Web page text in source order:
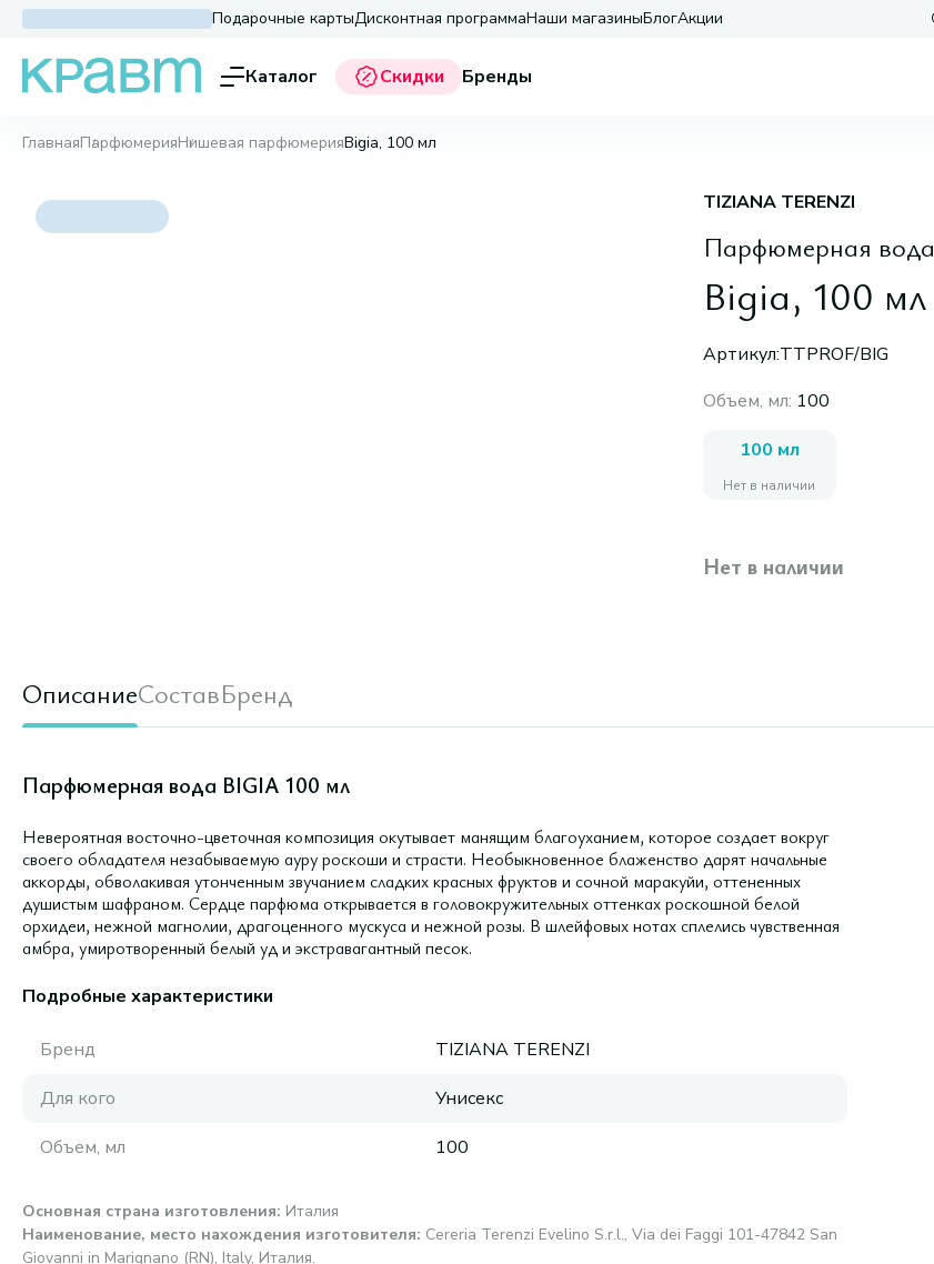
Подарочные картыДисконтная программаНаши магазиныБлогАкции
Каталог Скидки Бренды
ГлавнаяПарфюмерияНишевая парфюмерияBigia, 100 мл
TIZIANA TERENZI
Парфюмерная вода
Bigia, 100 мл
Артикул:TTPROF/BIG
Объем, мл: 100
100 мл
Нет в наличии
Нет в наличии
ОписаниеСоставБренд
Парфюмерная вода BIGIA 100 мл
Невероятная восточно-цветочная композиция окутывает манящим благоуханием, которое создает вокруг
своего обладателя незабываемую ауру роскоши и страсти. Необыкновенное блаженство дарят начальные
аккорды, обволакивая утонченным звучанием сладких красных фруктов и сочной маракуйи, оттененных
душистым шафраном. Сердце парфюма открывается в головокружительных оттенках роскошной белой
орхидеи, нежной магнолии, драгоценного мускуcа и нежной розы. В шлейфовых нотах сплелись чувственная
амбра, умиротворенный белый уд и экстравагантный песок.
Подробные характеристики
Бренд
TIZIANA TERENZI
Для кого
Унисекс
Объем, мл
100
Основная страна изготовления: Италия
Наименование, место нахождения изготовителя: Cereria Terenzi Evelino S.r.l., Via dei Faggi 101-47842 San
Giovanni in Marignano (RN), Italy, Италия.